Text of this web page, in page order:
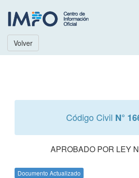
Volver
Código Civil N°
APROBADO POR LEY
Documento Actualizado